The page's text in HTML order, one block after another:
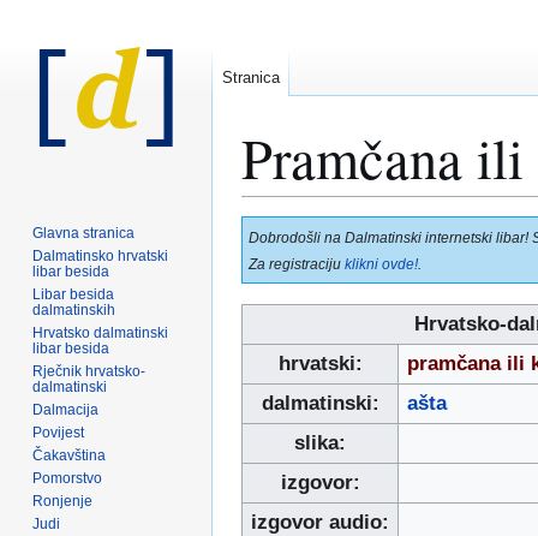
Pramčana
Prijeđi
na
navigaciju
Prijeđi
na
pretraživanje
Dobrodošli na Dalmatinski internetski libar!
Za registraciju klikni ovde!
Hrvatsko-
hrvatski:
pramčana ili
dalmatinski:
ašta
slika:
izgovor:
izgovor audio:
Stranica
Glavna stranica
Dalmatinsko hrvatski
libar besida
Libar besida
dalmatinskih
Hrvatsko dalmatinski
libar besida
Rječnik hrvatsko-
dalmatinski
Dalmacija
Povijest
Čakavština
Pomorstvo
Ronjenje
Judi